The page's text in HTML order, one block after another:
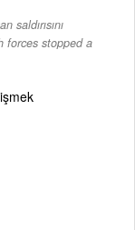
saldırısını
forces stopped a